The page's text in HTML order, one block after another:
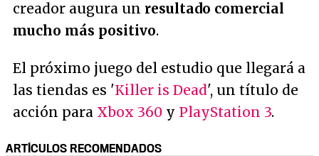
creador augura un resultado comercial
mucho más positivo.
El próximo juego del estudio que llegará a
las tiendas es 'Killer is Dead', un título de
acción para Xbox 360 y PlayStation 3.
ARTÍCULOS RECOMENDADOS